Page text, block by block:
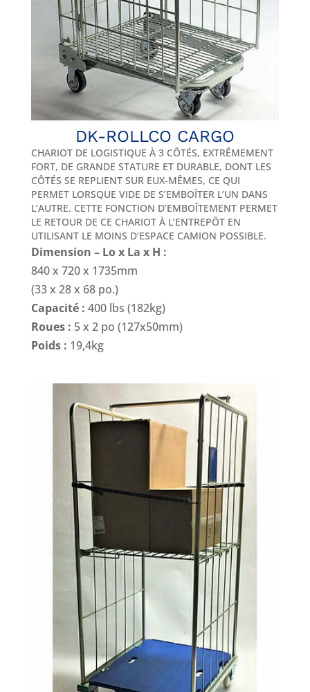
DK-ROLLCO CARGO
CHARIOT DE LOGISTIQUE À 3 CÔTÉS, EXTRÊMEMENT
FORT, DE GRANDE STATURE ET DURABLE, DONT LES
CÔTÉS SE REPLIENT SUR EUX-MÊMES, CE QUI
PERMET LORSQUE VIDE DE S’EMBOÎTER L’UN DANS
L’AUTRE. CETTE FONCTION D’EMBOÎTEMENT PERMET
LE RETOUR DE CE CHARIOT À L’ENTREPÔT EN
UTILISANT LE MOINS D’ESPACE CAMION POSSIBLE.
Dimension – Lo x La x H :
840 x 720 x 1735mm
(33 x 28 x 68 po.)
Capacité : 400 lbs (182kg)
Roues : 5 x 2 po (127x50mm)
Poids : 19,4kg